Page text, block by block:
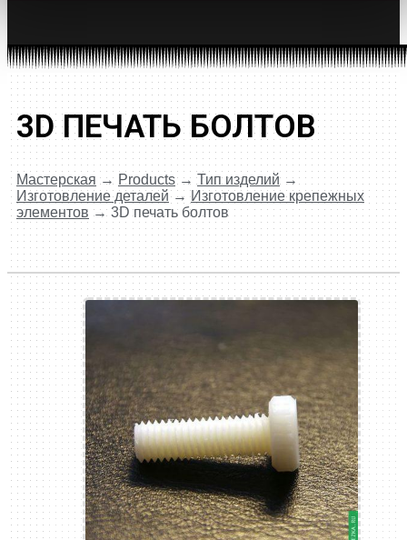
3D ПЕЧАТЬ БОЛТОВ
Мастерская → Products→Тип изделий→
Изготовление деталей→Изготовление крепежных
элементов → 3D печать болтов